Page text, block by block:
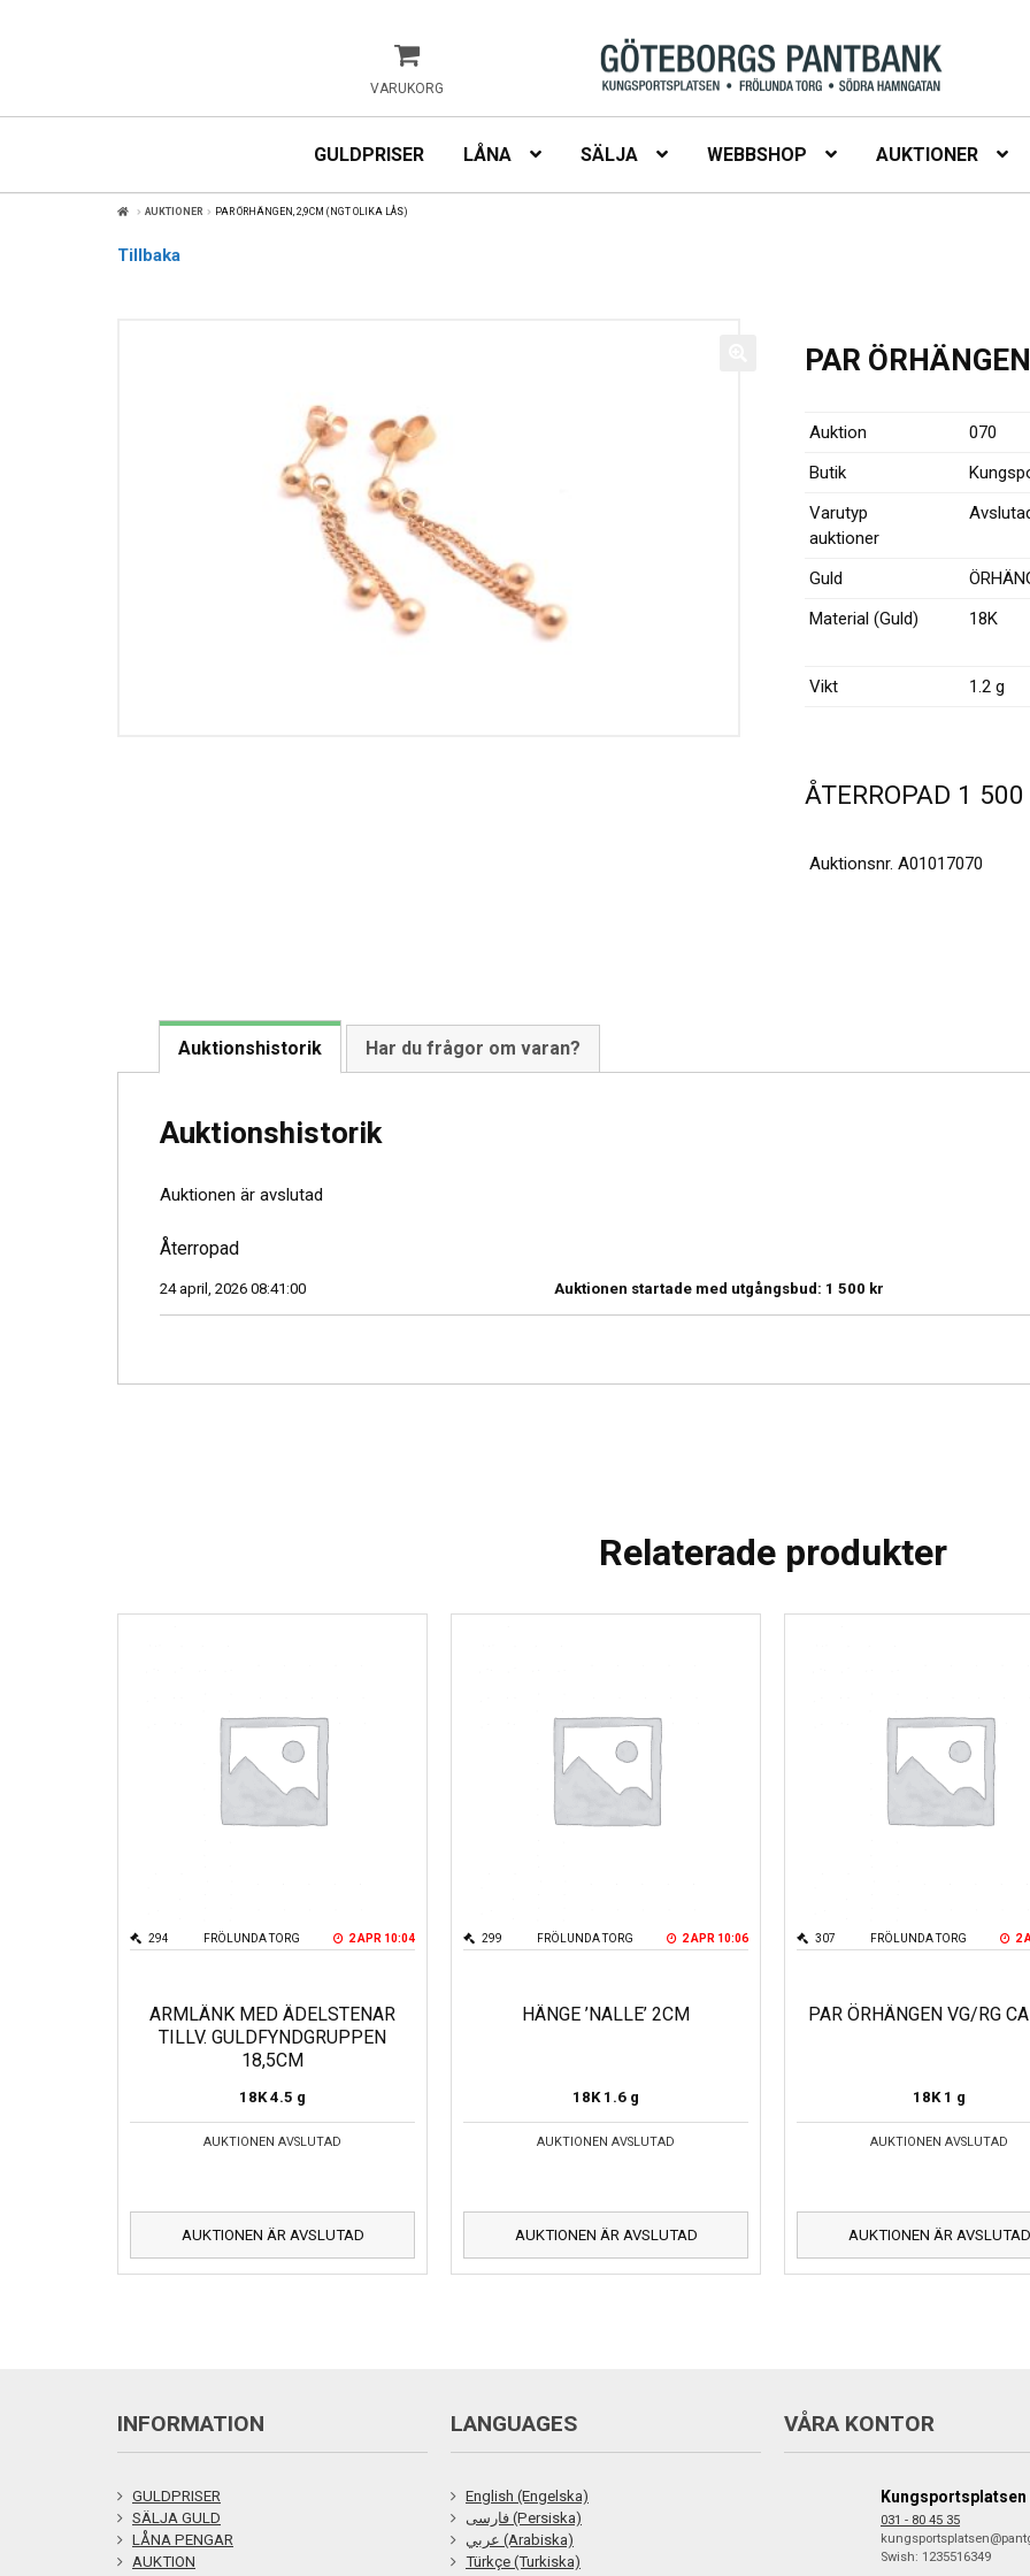
VARUKORG
GULDPRISER LÅNA SÄLJA WEBBSHOP AUKTIONER
AUKTIONER PAR ÖRHÄNGEN, 2,9CM (NGT OLIKA LÅS)
Tillbaka
PAR
Auktion
070
Butik
Varutyp
auktioner
Guld
Material (Guld)
18K
Vikt 1.2 g
ÅTERROPAD 1 500
Auktionsnr. A01017070
Auktionshistorik Har du frågor om varan?
Auktionshistorik
Auktionen är avslutad
Återropad
24 april, 2026 08:41:00 Auktionen startade med utgångsbud: 1 500 kr
Relaterade produkter
FRÖLUNDA TORG
294 2 APR 10:04
ARMLÄNK MED ÄDELSTENAR
TILLV. GULDFYNDGRUPPEN
18,5CM
18K 4.5 g
AUKTIONEN AVSLUTAD
AUKTIONEN ÄR AVSLUTAD
FRÖLUNDA TORG
299 2 APR 10:06
HÄNGE ’NALLE’ 2CM
18K 1.6 g
AUKTIONEN AVSLUTAD
AUKTIONEN ÄR AVSLUTAD
FRÖLUNDA TORG
307 2
PAR ÖRHÄNGEN VG/RG
18K 1 g
AUKTIONEN AVSLUTAD
AUKTIONEN ÄR AVSLUTAD
INFORMATION
GULDPRISER
SÄLJA GULD
LÅNA PENGAR
AUKTION
LANGUAGES
English (Engelska)
فارسی (Persiska)
عربي (Arabiska)
Türkçe (Turkiska)
VÅRA KONTOR
Kungsportsplatsen
031 - 80 45 35
Swish: 1235516349